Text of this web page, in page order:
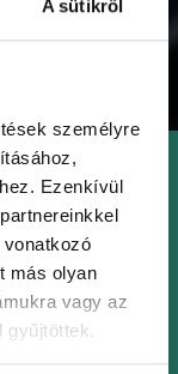
A sütikről
személyre
Ezenkívül
más olyan
vagy az
gyűjtöttek.